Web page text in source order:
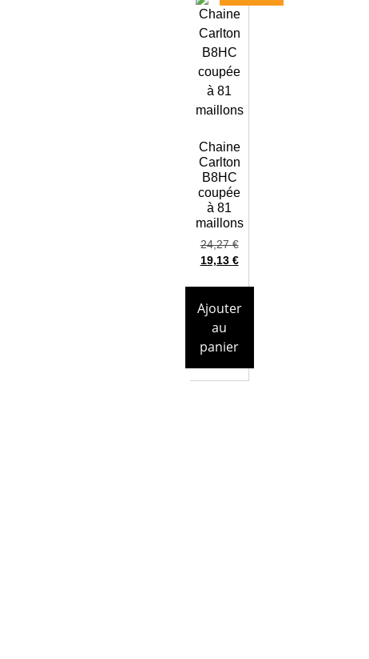
Chaine
Carlton
B8HC
coupée
à 81
maillons
24,27€
19,13 €
Ajouter
au
panier